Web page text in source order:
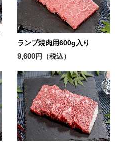
ランプ焼肉用600g入り
9,600円（税込）